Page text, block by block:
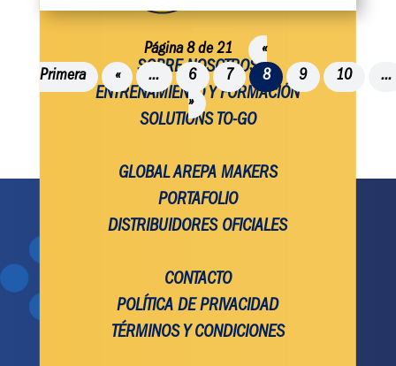
Página 8 de 21
«
Primera
« ... 6 7 8 9 10
...
»
SOBRE NOSOTROS
ENTRENAMIENTO Y FORMACIÓN
SOLUTIONS TO-GO
GLOBAL AREPA MAKERS
PORTAFOLIO
DISTRIBUIDORES OFICIALES
CONTACTO
POLÍTICA DE PRIVACIDAD
TÉRMINOS Y CONDICIONES